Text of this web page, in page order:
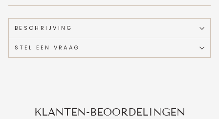
BESCHRIJVING
STEL EEN VRAAG
KLANTEN-BEOORDELINGEN